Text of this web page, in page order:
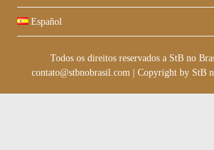
Español
Todos os direitos reservados a StB no
contato@stbnobrasil.com
Copyright by StB